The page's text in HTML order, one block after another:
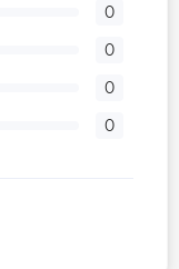
0
0
0
0